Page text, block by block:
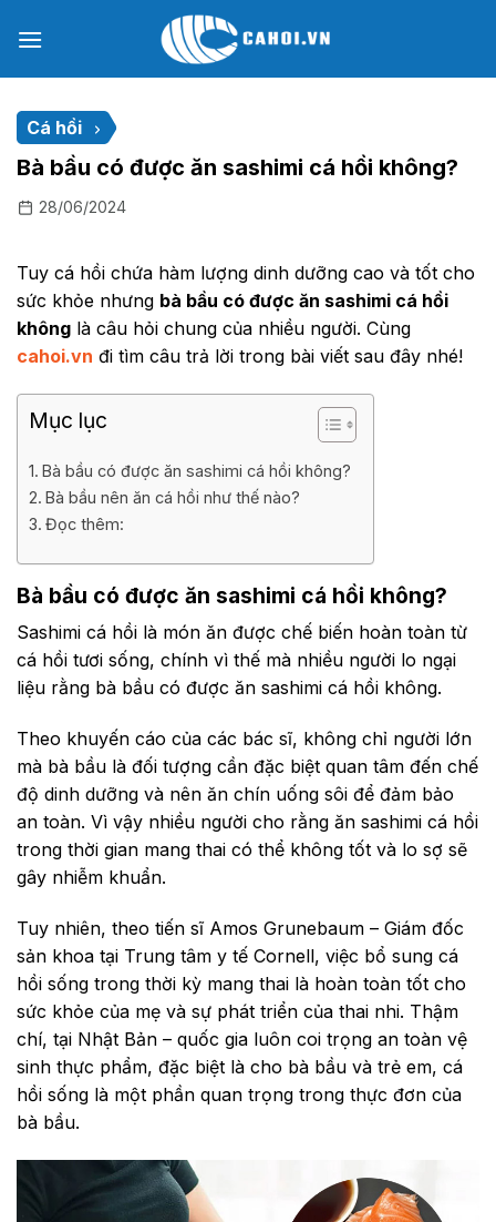
đến
Cá hồi
Bà bầu có được ăn sashimi cá hồi không?
28/06/2024
Tuy cá hồi chứa hàm lượng dinh dưỡng cao và tốt cho
sức khỏe nhưng bà bầu có được ăn sashimi cá hồi
không là câu hỏi chung của nhiều người. Cùng
cahoi.vn đi tìm câu trả lời trong bài viết sau đây nhé!
Mục lục
Bà bầu có được ăn sashimi cá hồi không?
Bà bầu nên ăn cá hồi như thế nào?
Đọc thêm:
Bà bầu có được ăn sashimi cá hồi không?
Sashimi cá hồi là món ăn được chế biến hoàn toàn từ
cá hồi tươi sống, chính vì thế mà nhiều người lo ngại
liệu rằng bà bầu có được ăn sashimi cá hồi không.
Theo khuyến cáo của các bác sĩ, không chỉ người lớn
mà bà bầu là đối tượng cần đặc biệt quan tâm đến chế
độ dinh dưỡng và nên ăn chín uống sôi để đảm bảo
an toàn. Vì vậy nhiều người cho rằng ăn sashimi cá hồi
trong thời gian mang thai có thể không tốt và lo sợ sẽ
gây nhiễm khuẩn.
Tuy nhiên, theo tiến sĩ Amos Grunebaum – Giám đốc
sản khoa tại Trung tâm y tế Cornell, việc bổ sung cá
hồi sống trong thời kỳ mang thai là hoàn toàn tốt cho
sức khỏe của mẹ và sự phát triển của thai nhi. Thậm
chí, tại Nhật Bản – quốc gia luôn coi trọng an toàn vệ
sinh thực phẩm, đặc biệt là cho bà bầu và trẻ em, cá
hồi sống là một phần quan trọng trong thực đơn của
bà bầu.